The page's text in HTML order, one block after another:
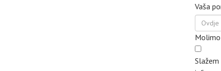
Vaša
Slažem